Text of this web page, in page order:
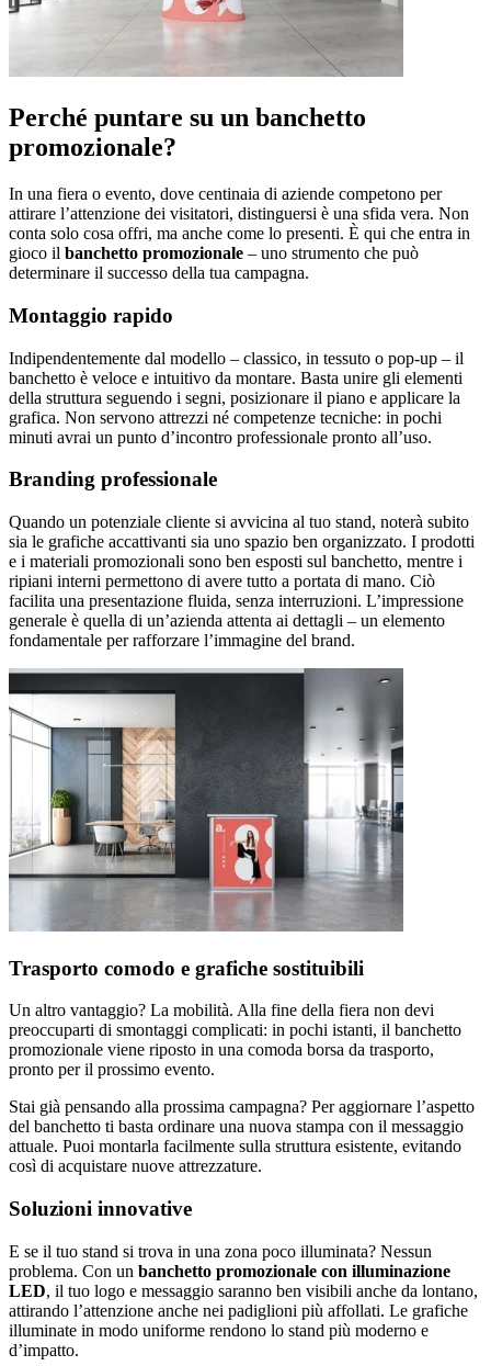
Perché puntare su un banchetto
promozionale?
In una fiera o evento, dove centinaia di aziende competono per
attirare l’attenzione dei visitatori, distinguersi è una sfida vera. Non
conta solo cosa offri, ma anche come lo presenti. È qui che entra in
gioco il banchetto promozionale – uno strumento che può
determinare il successo della tua campagna.
Montaggio rapido
Indipendentemente dal modello – classico, in tessuto o pop-up – il
banchetto è veloce e intuitivo da montare. Basta unire gli elementi
della struttura seguendo i segni, posizionare il piano e applicare la
grafica. Non servono attrezzi né competenze tecniche: in pochi
minuti avrai un punto d’incontro professionale pronto all’uso.
Branding professionale
Quando un potenziale cliente si avvicina al tuo stand, noterà subito
sia le grafiche accattivanti sia uno spazio ben organizzato. I prodotti
e i materiali promozionali sono ben esposti sul banchetto, mentre i
ripiani interni permettono di avere tutto a portata di mano. Ciò
facilita una presentazione fluida, senza interruzioni. L’impressione
generale è quella di un’azienda attenta ai dettagli – un elemento
fondamentale per rafforzare l’immagine del brand.
Trasporto comodo e grafiche sostituibili
Un altro vantaggio? La mobilità. Alla fine della fiera non devi
preoccuparti di smontaggi complicati: in pochi istanti, il banchetto
promozionale viene riposto in una comoda borsa da trasporto,
pronto per il prossimo evento.
Stai già pensando alla prossima campagna? Per aggiornare l’aspetto
del banchetto ti basta ordinare una nuova stampa con il messaggio
attuale. Puoi montarla facilmente sulla struttura esistente, evitando
così di acquistare nuove attrezzature.
Soluzioni innovative
E se il tuo stand si trova in una zona poco illuminata? Nessun
problema. Con un banchetto promozionale con illuminazione
LED, il tuo logo e messaggio saranno ben visibili anche da lontano,
attirando l’attenzione anche nei padiglioni più affollati. Le grafiche
illuminate in modo uniforme rendono lo stand più moderno e
d’impatto.